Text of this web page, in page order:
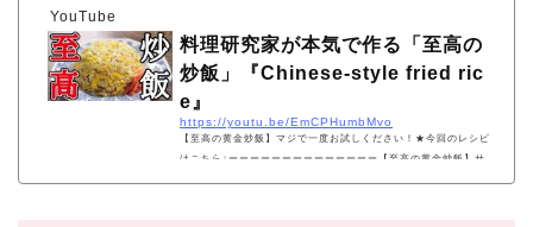
YouTube
料理研究家が本気で作る「至高の
炒飯」『Chinese-style fried ric
e』
https://youtu.be/EmCPHumbMvo
【至高の黄金炒飯】マジで一度お試しください！★今回のレシピ
はこちら↓ーーーーーーーーーーーーーー【至高の黄金炒飯】サ